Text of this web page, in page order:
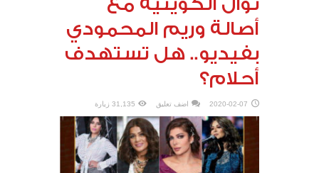
نوال الكويتية مع
أصالة وريم المحمودي
بفيديو.. هل تستهدف
أحلام؟
2020-02-07 اضف تعليق 31,135 زيارة